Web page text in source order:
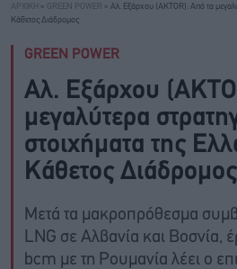
ΑΡΧΙΚΗ » GREEN POWER » Αλ. Εξάρχου (AKTOR): Από τα
Κάθετος Διάδρομος
GREEN POWER
Αλ. Εξάρχου
μεγαλύτερα
στοιχήματα της
Κάθετος Διάδρομος
Μετά τα μακροπρόθεσμα
LNG σε Αλβανία και Βοσνία,
bcm με τη Ρουμανία λέει ο